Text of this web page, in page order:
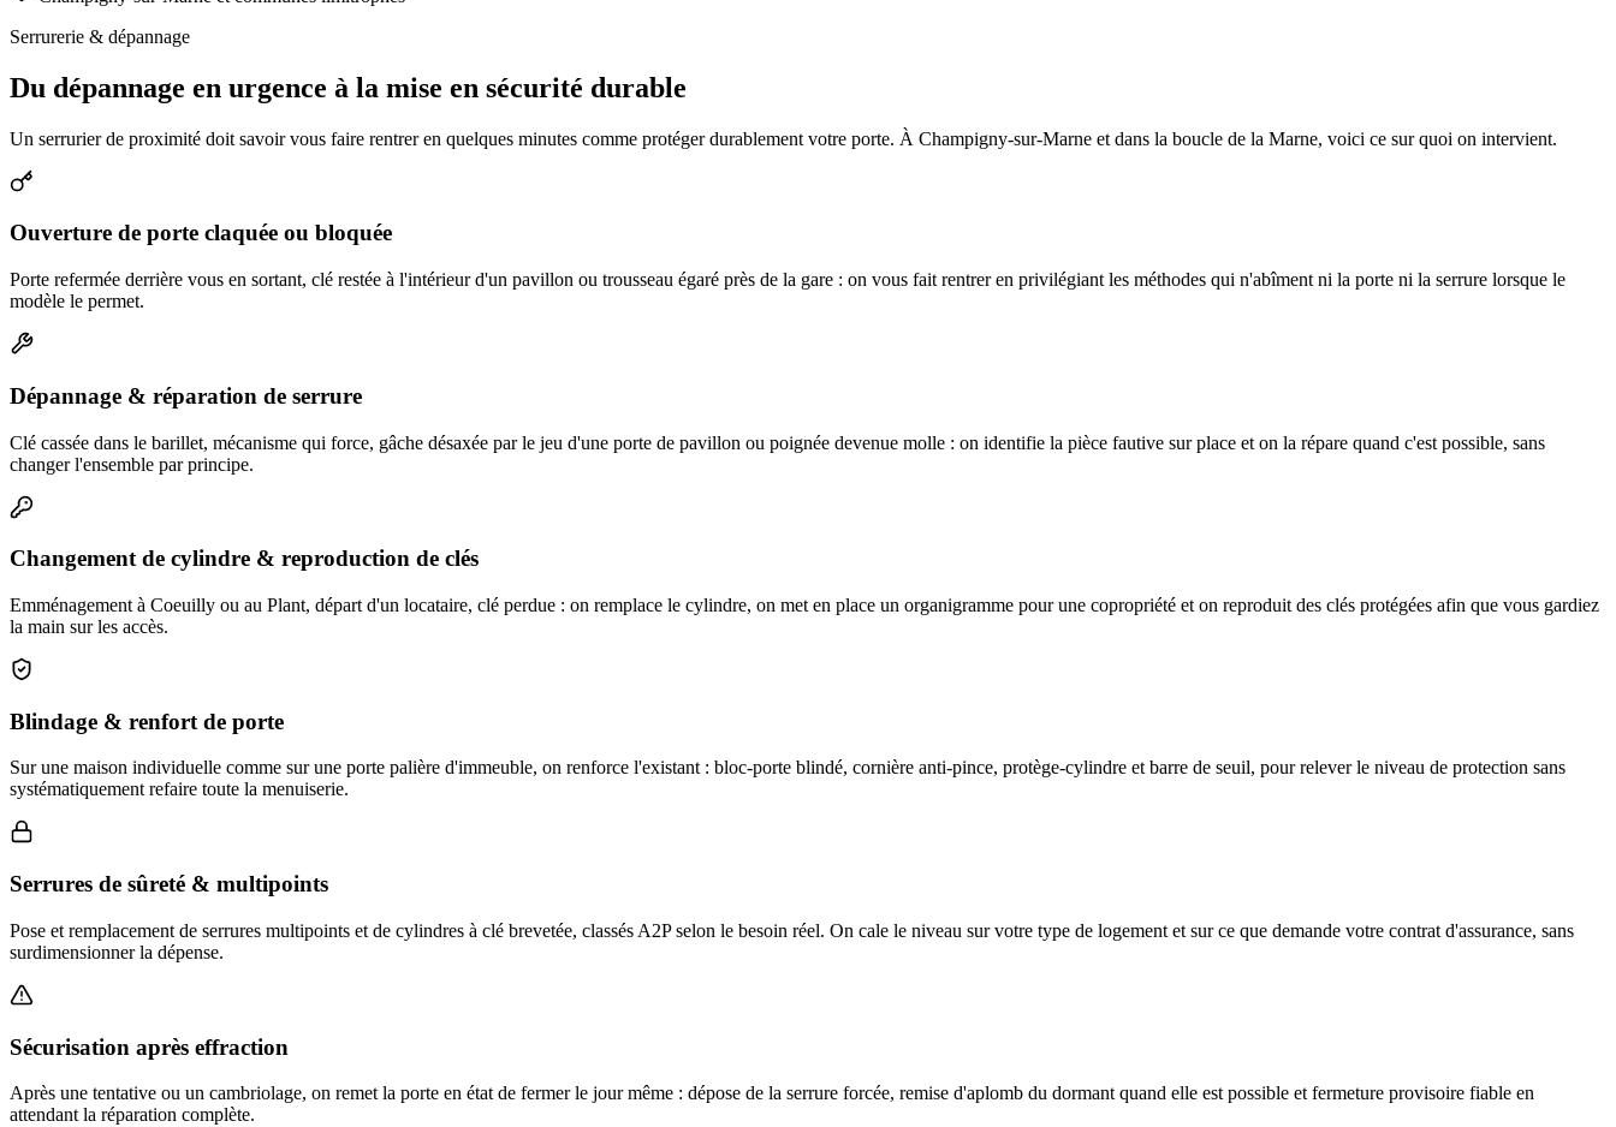
Serrurerie & dépannage
Du dépannage en urgence à la mise en sécurité durable
Un serrurier de proximité doit savoir vous faire rentrer en quelques minutes comme protéger durablement votre porte. À Champigny-sur-Marne et dans la boucle de la Marne, voici ce sur quoi on intervient.
Ouverture de porte claquée ou bloquée
Porte refermée derrière vous en sortant, clé restée à l'intérieur d'un pavillon ou trousseau égaré près de la gare : on vous fait rentrer en privilégiant les méthodes qui n'abîment ni la porte ni la serrure lorsque le
modèle le permet.
Dépannage & réparation de serrure
Clé cassée dans le barillet, mécanisme qui force, gâche désaxée par le jeu d'une porte de pavillon ou poignée devenue molle : on identifie la pièce fautive sur place et on la répare quand c'est possible, sans
changer l'ensemble par principe.
Changement de cylindre & reproduction de clés
Emménagement à Coeuilly ou au Plant, départ d'un locataire, clé perdue : on remplace le cylindre, on met en place un organigramme pour une copropriété et on reproduit des clés protégées afin que vous gardiez
la main sur les accès.
Blindage & renfort de porte
Sur une maison individuelle comme sur une porte palière d'immeuble, on renforce l'existant : bloc-porte blindé, cornière anti-pince, protège-cylindre et barre de seuil, pour relever le niveau de protection sans
systématiquement refaire toute la menuiserie.
Serrures de sûreté & multipoints
Pose et remplacement de serrures multipoints et de cylindres à clé brevetée, classés A2P selon le besoin réel. On cale le niveau sur votre type de logement et sur ce que demande votre contrat d'assurance, sans
surdimensionner la dépense.
Sécurisation après effraction
Après une tentative ou un cambriolage, on remet la porte en état de fermer le jour même : dépose de la serrure forcée, remise d'aplomb du dormant quand elle est possible et fermeture provisoire fiable en
attendant la réparation complète.